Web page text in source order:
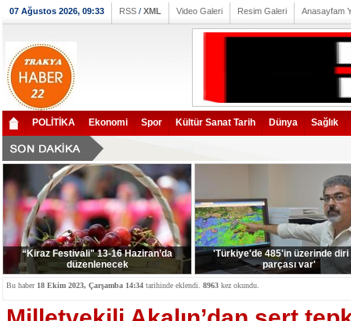
07 Ağustos 2026, 09:33 RSS / XML Video Galeri Resim Galeri Anasayfam
POLİTİKA Ekonomi Spor Kültür Sanat Tarih Dünya Sağlık
“Kiraz Festivali" 13-16 Haziran’da
düzenlenecek
'Türkiye'de 485'in üzerinde diri
parçası var'
Bu haber 18 Ekim 2023, Çarşamba 14:34 tarihinde eklendi. 8963 kez okundu.